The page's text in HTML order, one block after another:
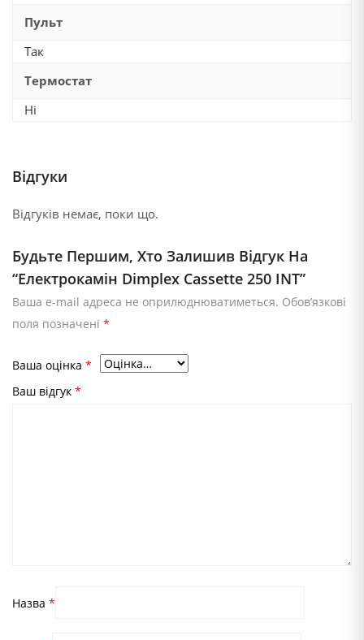
Пульт
Так
Термостат
Ні
Відгуки
Відгуків немає, поки що.
Будьте Першим, Хто Залишив Відгук На
“Електрокамін Dimplex Cassette 250 INT”
Ваша e-mail адреса не оприлюднюватиметься. Обов’язкові
поля позначені *
Ваша оцінка *
Ваш відгук *
Назва *